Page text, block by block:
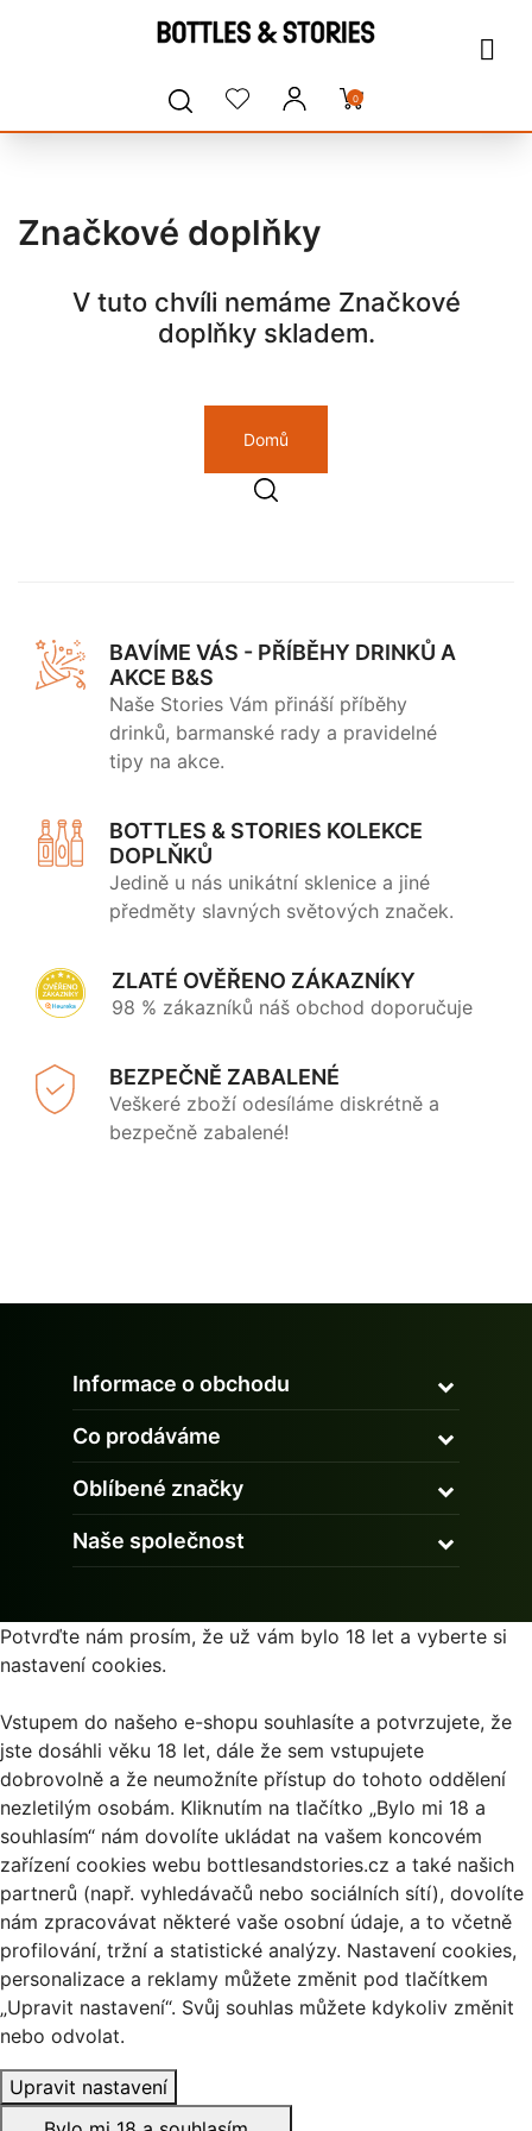
0
Značkové doplňky
V tuto chvíli nemáme Značkové
doplňky skladem.
Domů
BAVÍME VÁS - PŘÍBĚHY DRINKŮ A
AKCE B&S
Naše Stories Vám přináší příběhy
drinků, barmanské rady a pravidelné
tipy na akce.
BOTTLES & STORIES KOLEKCE
DOPLŇKŮ
Jedině u nás unikátní sklenice a jiné
předměty slavných světových značek.
ZLATÉ OVĚŘENO ZÁKAZNÍKY
98 % zákazníků náš obchod doporučuje
BEZPEČNĚ ZABALENÉ
Veškeré zboží odesíláme diskrétně a
bezpečně zabalené!
Informace o obchodu
Co prodáváme
Oblíbené značky
Naše společnost
Potvrďte nám prosím, že už vám bylo 18 let a vyberte si
nastavení cookies.
Vstupem do našeho e-shopu souhlasíte a potvrzujete, že
jste dosáhli věku 18 let, dále že sem vstupujete
dobrovolně a že neumožníte přístup do tohoto oddělení
nezletilým osobám. Kliknutím na tlačítko „Bylo mi 18 a
souhlasím“ nám dovolíte ukládat na vašem koncovém
zařízení cookies webu bottlesandstories.cz a také našich
partnerů (např. vyhledávačů nebo sociálních sítí), dovolíte
nám zpracovávat některé vaše osobní údaje, a to včetně
profilování, tržní a statistické analýzy. Nastavení cookies,
personalizace a reklamy můžete změnit pod tlačítkem
„Upravit nastavení“. Svůj souhlas můžete kdykoliv změnit
nebo odvolat.
Upravit nastavení